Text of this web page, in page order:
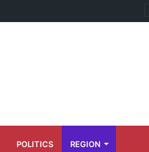
POLITICS REGION